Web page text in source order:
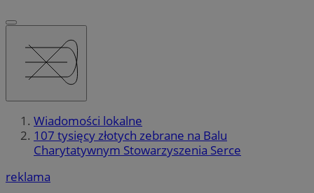
Wiadomości lokalne
107 tysięcy złotych zebrane na Balu
Charytatywnym Stowarzyszenia Serce
reklama